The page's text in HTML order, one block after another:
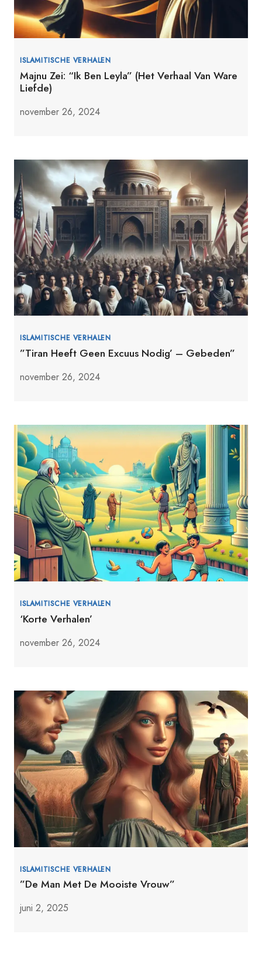
ISLAMITISCHE VERHALEN
Majnu Zei: “Ik Ben Leyla” (Het Verhaal Van Ware
Liefde)
november 26, 2024
ISLAMITISCHE VERHALEN
”Tiran Heeft Geen Excuus Nodig’ – Gebeden”
november 26, 2024
ISLAMITISCHE VERHALEN
‘Korte Verhalen’
november 26, 2024
ISLAMITISCHE VERHALEN
”De Man Met De Mooiste Vrouw”
juni 2, 2025